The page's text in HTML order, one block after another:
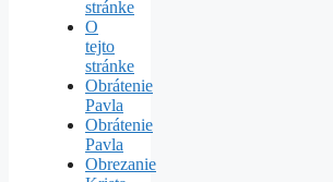
stránke
O
tejto
stránke
Obrátenie
Pavla
Obrátenie
Pavla
Obrezanie